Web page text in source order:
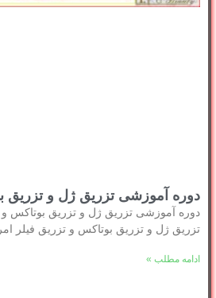
دوره آموزشی تزریق ژل و تزریق
دوره آموزشی تزریق ژل و تزریق بوتاکس
تزریق ژل و تزریق بوتاکس و تزریق فیلر
ادامه مطلب »